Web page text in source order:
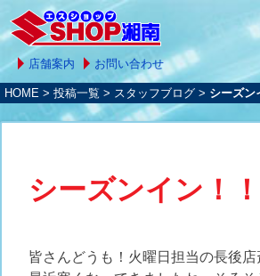
店舗案内 お問い合わせ
HOME > 投稿一覧 > スタッフブログ > シーズン
シーズンイン！！
皆さんどうも！火曜日担当の長後店